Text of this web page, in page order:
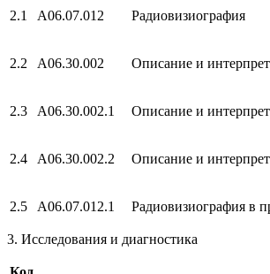
2.1 А06.07.012 Радиовизиография
2.2 А06.30.002 Описание и
2.3 А06.30.002.1 Описание и
2.4 А06.30.002.2 Описание и
2.5 А06.07.012.1 Радиовизиография в
3. Исследования и диагностика